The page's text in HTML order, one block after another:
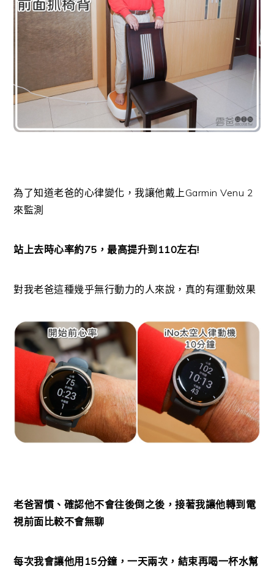
為了知道老爸的心律變化，我讓他戴上Garmin Venu 2
來監測
站上去時心率約75，最高提升到110左右!
對我老爸這種幾乎無行動力的人來說，真的有運動效果
老爸習慣、確認他不會往後倒之後，接著我讓他轉到電
視前面比較不會無聊
每次我會讓他用15分鐘，一天兩次，結束再喝一杯水幫